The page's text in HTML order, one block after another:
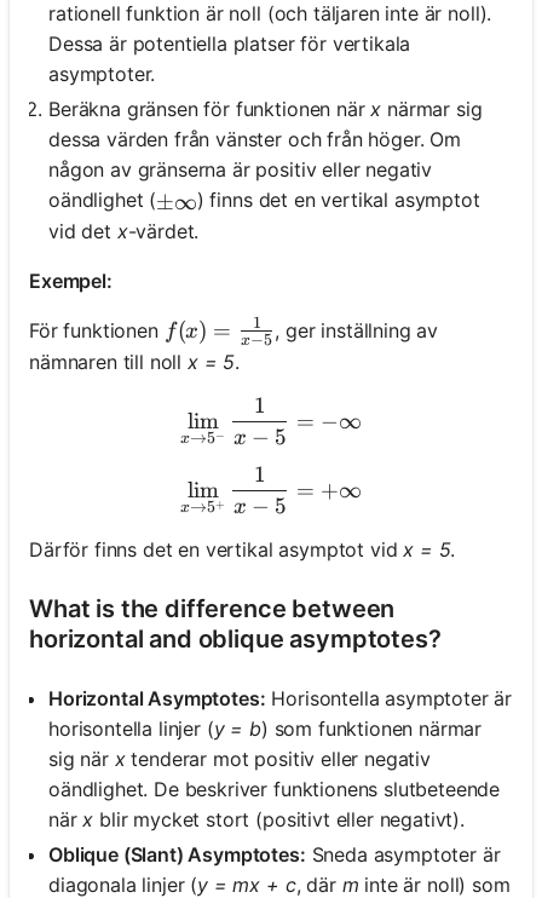
rationell funktion är noll (och täljaren inte är noll).
Dessa är potentiella platser för vertikala
asymptoter.
Beräkna gränsen för funktionen närx närmar sig
dessa värden från vänster och från höger. Om
någon av gränserna är positiv eller negativ
oändlighet (\pm \infty
±∞) finns det en vertikal asymptot
vid det x-värdet.
Exempel:
För funktionen f(x) = \frac{1}{x - 5}
f(x) = x−5
1
, ger inställning av
nämnaren till noll x = 5.
x→5−
lim
x − 5
1
= −∞
\lim_{x \to 5^+}
x→5+
lim
x − 5
1
= +∞
Därför finns det en vertikal asymptot vid x = 5.
What is the difference between
horizontal and oblique asymptotes?
Horizontal Asymptotes: Horisontella asymptoter är
horisontella linjer (y = b) som funktionen närmar
sig när xtenderar mot positiv eller negativ
oändlighet. De beskriver funktionens slutbeteende
när x blir mycket stort (positivt eller negativt).
Oblique (Slant) Asymptotes: Sneda asymptoter är
diagonala linjer (y = mx + c, där m inte är noll) som